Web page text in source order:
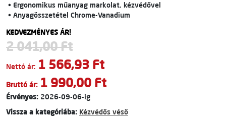
• Ergonomikus műanyag markolat, kézvédővel
• Anyagösszetétel Chrome-Vanadium
KEDVEZMÉNYES ÁR!
2 041,00 Ft
Nettó ár: 1 566,93 Ft
Bruttó ár: 1 990,00 Ft
Érvényes: 2026-09-06-ig
Vissza a kategóriába: Kézvédős véső